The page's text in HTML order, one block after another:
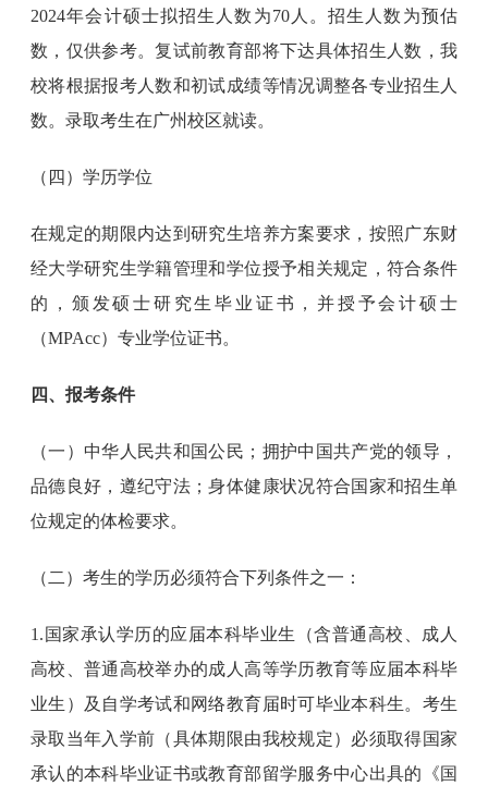
2024年会计硕士拟招生人数为70人。招生人数为预估
数，仅供参考。复试前教育部将下达具体招生人数，我
校将根据报考人数和初试成绩等情况调整各专业招生人
数。录取考生在广州校区就读。
（四）学历学位
在规定的期限内达到研究生培养方案要求，按照广东财
经大学研究生学籍管理和学位授予相关规定，符合条件
的，颁发硕士研究生毕业证书，并授予会计硕士
（MPAcc）专业学位证书。
四、报考条件
（一）中华人民共和国公民；拥护中国共产党的领导，
品德良好，遵纪守法；身体健康状况符合国家和招生单
位规定的体检要求。
（二）考生的学历必须符合下列条件之一：
1.国家承认学历的应届本科毕业生（含普通高校、成人
高校、普通高校举办的成人高等学历教育等应届本科毕
业生）及自学考试和网络教育届时可毕业本科生。考生
录取当年入学前（具体期限由我校规定）必须取得国家
承认的本科毕业证书或教育部留学服务中心出具的《国